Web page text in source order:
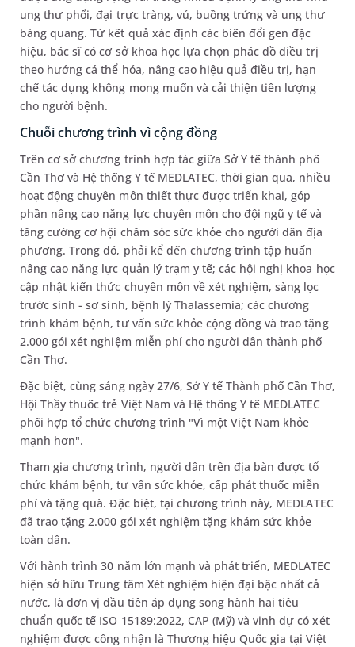
ung thư phổi, đại trực tràng, vú, buồng trứng và ung thư
bàng quang. Từ kết quả xác định các biến đổi gen đặc
hiệu, bác sĩ có cơ sở khoa học lựa chọn phác đồ điều trị
theo hướng cá thể hóa, nâng cao hiệu quả điều trị, hạn
chế tác dụng không mong muốn và cải thiện tiên lượng
cho người bệnh.
Chuỗi chương trình vì cộng đồng
Trên cơ sở chương trình hợp tác giữa Sở Y tế thành phố
Cần Thơ và Hệ thống Y tế MEDLATEC, thời gian qua, nhiều
hoạt động chuyên môn thiết thực được triển khai, góp
phần nâng cao năng lực chuyên môn cho đội ngũ y tế và
tăng cường cơ hội chăm sóc sức khỏe cho người dân địa
phương. Trong đó, phải kể đến chương trình tập huấn
nâng cao năng lực quản lý trạm y tế; các hội nghị khoa học
cập nhật kiến thức chuyên môn về xét nghiệm, sàng lọc
trước sinh - sơ sinh, bệnh lý Thalassemia; các chương
trình khám bệnh, tư vấn sức khỏe cộng đồng và trao tặng
2.000 gói xét nghiệm miễn phí cho người dân thành phố
Cần Thơ.
Đặc biệt, cùng sáng ngày 27/6, Sở Y tế Thành phố Cần Thơ,
Hội Thầy thuốc trẻ Việt Nam và Hệ thống Y tế MEDLATEC
phối hợp tổ chức chương trình "Vì một Việt Nam khỏe
mạnh hơn".
Tham gia chương trình, người dân trên địa bàn được tổ
chức khám bệnh, tư vấn sức khỏe, cấp phát thuốc miễn
phí và tặng quà. Đặc biệt, tại chương trình này, MEDLATEC
đã trao tặng 2.000 gói xét nghiệm tặng khám sức khỏe
toàn dân.
Với hành trình 30 năm lớn mạnh và phát triển, MEDLATEC
hiện sở hữu Trung tâm Xét nghiệm hiện đại bậc nhất cả
nước, là đơn vị đầu tiên áp dụng song hành hai tiêu
chuẩn quốc tế ISO 15189:2022, CAP (Mỹ) và vinh dự có xét
nghiệm được công nhận là Thương hiệu Quốc gia tại Việt